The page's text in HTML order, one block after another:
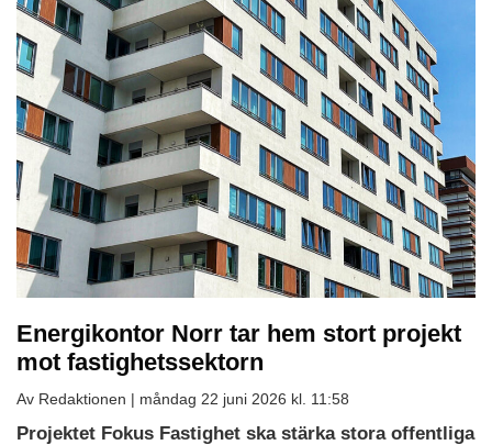
Energikontor Norr tar hem stort projekt
mot fastighetssektorn
Av Redaktionen | måndag 22 juni 2026 kl. 11:58
Projektet Fokus Fastighet ska stärka stora offentliga